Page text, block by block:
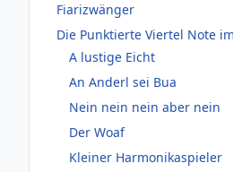
Fiarizwänger
Die Punktierte Viertel Note
A lustige Eicht
An Anderl sei Bua
Nein nein nein aber nein
Der Woaf
Kleiner Harmonikaspieler